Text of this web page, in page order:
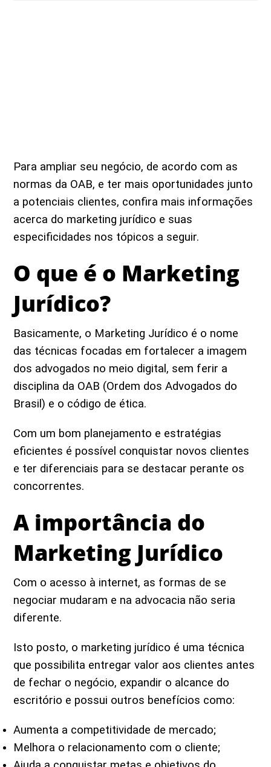
Para ampliar seu negócio, de acordo com as
normas da OAB, e ter mais oportunidades junto
a potenciais clientes, confira mais informações
acerca do marketing jurídico e suas
especificidades nos tópicos a seguir.
O que é o Marketing
Jurídico?
Basicamente, o Marketing Jurídico é o nome
das técnicas focadas em fortalecer a imagem
dos advogados no meio digital, sem ferir a
disciplina da OAB (Ordem dos Advogados do
Brasil) e o código de ética.
Com um bom planejamento e estratégias
eficientes é possível conquistar novos clientes
e ter diferenciais para se destacar perante os
concorrentes.
A importância do
Marketing Jurídico
Com o acesso à internet, as formas de se
negociar mudaram e na advocacia não seria
diferente.
Isto posto, o marketing jurídico é uma técnica
que possibilita entregar valor aos clientes antes
de fechar o negócio, expandir o alcance do
escritório e possui outros benefícios como:
Aumenta a competitividade de mercado;
Melhora o relacionamento com o cliente;